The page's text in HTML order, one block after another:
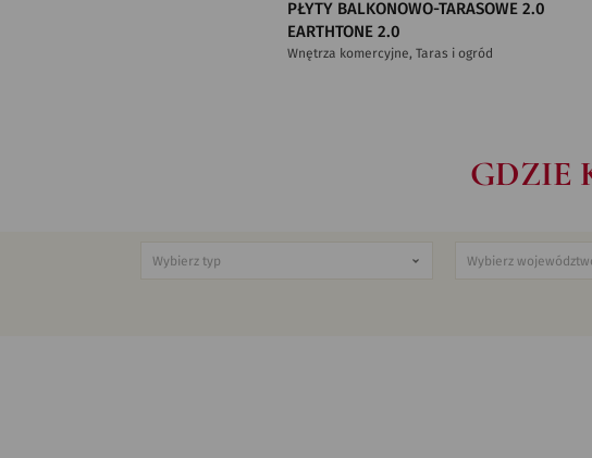
PŁYTY BALKONOWO-TARASOWE 2.0
EARTHTONE 2.0
Wnętrza komercyjne, Taras i ogród
GDZIE